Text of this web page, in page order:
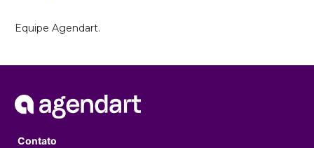
Equipe Agendart.
Contato